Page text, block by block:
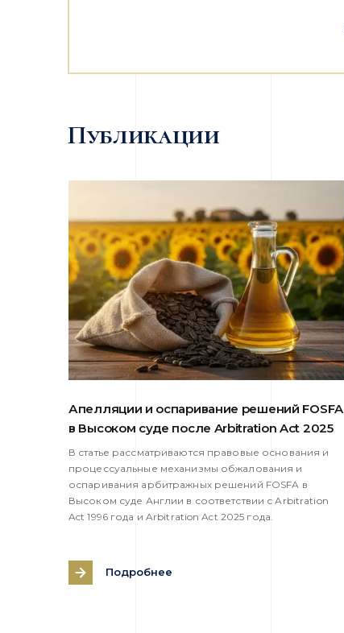
Публикации
Апелляции и оспаривание решений FOSFA
в Высоком суде после Arbitration Act 2025
В статье рассматриваются правовые основания и
процессуальные механизмы обжалования и
оспаривания арбитражных решений FOSFA в
Высоком суде Англии в соответствии с Arbitration
Act 1996 года и Arbitration Act 2025 года.
Подробнее